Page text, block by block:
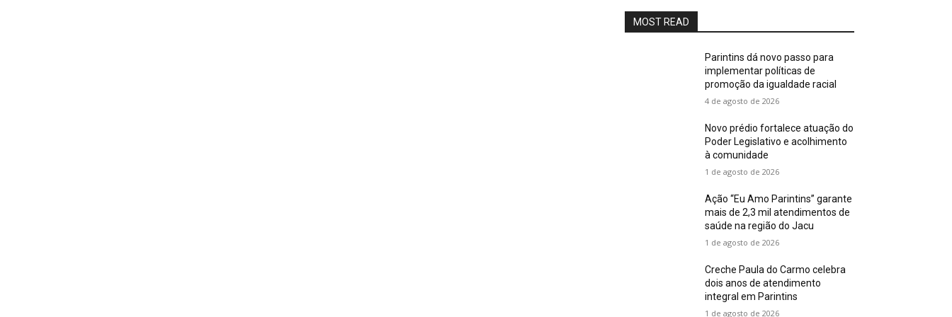
MOST READ
Parintins dá novo passo para
implementar políticas de
promoção da igualdade racial
4 de agosto de 2026
Novo prédio fortalece atuação do
Poder Legislativo e acolhimento
à comunidade
1 de agosto de 2026
Ação “Eu Amo Parintins” garante
mais de 2,3 mil atendimentos de
saúde na região do Jacu
1 de agosto de 2026
Creche Paula do Carmo celebra
dois anos de atendimento
integral em Parintins
1 de agosto de 2026